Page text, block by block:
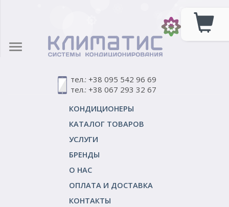
тел.: +38 095 542 96 69
тел.: +38 067 293 32 67
КОНДИЦИОНЕРЫ
КАТАЛОГ ТОВАРОВ
УСЛУГИ
БРЕНДЫ
О НАС
ОПЛАТА И ДОСТАВКА
КОНТАКТЫ